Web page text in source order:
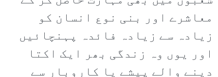
معاشرے اور بنی نوع انسان کو
زیادہ سے زیادہ فائدہ پہنچائیں
اور یوں وہ زندگی بھر ایک اکتا
دینے والے پیشے یا کاروبار سے